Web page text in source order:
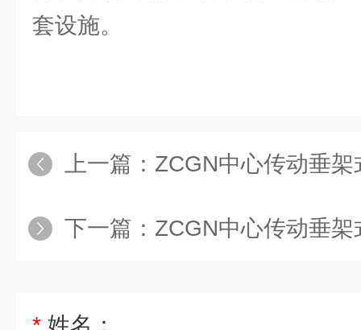
套设施。
上一篇： ZCGN中心传动垂
下一篇： ZCGN中心传动垂
* 姓名：